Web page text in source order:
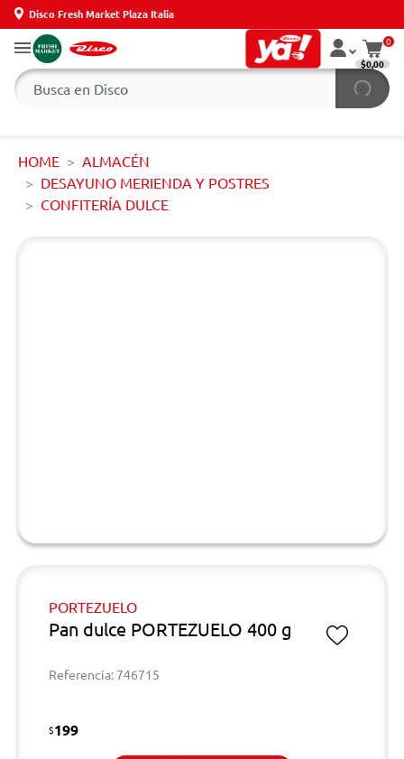
Disco Fresh Market Plaza Italia
0
$0,00
HOME
ALMACÉN
DESAYUNO MERIENDA Y POSTRES
CONFITERÍA DULCE
PORTEZUELO
Pan dulce PORTEZUELO 400 g
Referencia: 746715
$199